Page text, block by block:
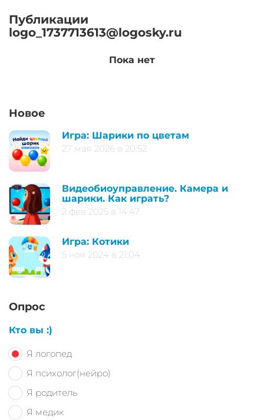
Публикации
logo_1737713613@logosky.ru
Пока нет
Новое
Игра: Шарики по цветам
27 мая 2026 в 20:52
Видеобиоуправление. Камера и
шарики. Как играть?
2 фев 2025 в 14:47
Игра: Котики
5 ноя 2024 в 21:04
Опрос
Кто вы :)
Я логопед
Я психолог(нейро)
Я родитель
Я медик